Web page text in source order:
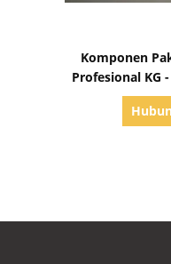
Komponen
Profesional KG